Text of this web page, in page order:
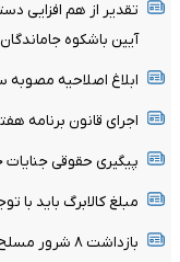
تقدیر از هم افزایی
آیین باشکوه
ابلاغ اصلاحیه
اجرای قانون برنامه
پیگیری حقوقی
مبلغ کالابرگ باید با
بازداشت ۸ شرور مسلح مشهور در سیستان و بلوچستان